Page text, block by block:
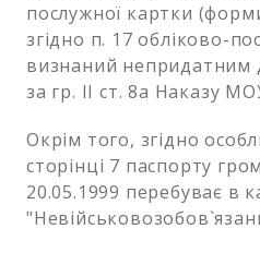
послужної картки
згідно п. 17 обліково-
визнаний непридатним
за гр. II ст. 8а Наказу
Окрім того, згідно
сторінці 7 паспорту
20.05.1999 перебуває в